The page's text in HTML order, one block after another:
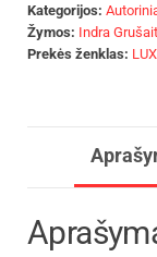
Kategorijos:
Žymos: Indra
Prekės ženklas: